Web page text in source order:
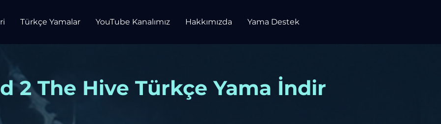
Türkçe Yamalar YouTube Kanalımız Hakkımızda Yama Destek
2 The Hive Türkçe Yama İndir